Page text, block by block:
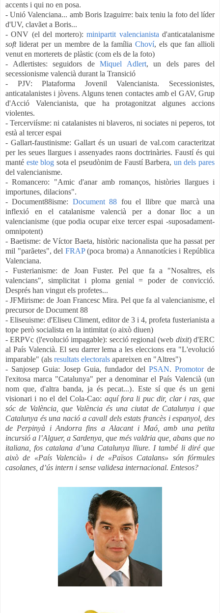
accents i qui no en posa.
- Unió Valenciana... amb Boris Izaguirre: baix teniu la foto del líder
d'UV, clavãet a Boris...
- ONV (el del mortero):minipartit valencianista d'anticatalanisme
soft liderat per un membre de la famíliaChoví, els que fan allioli
venut en morterets de plàstic (com els de la foto)
- Adlertistes: seguidors deMiquel Adlert, un dels pares del
secessionisme valencià durant la Transició
- PJV: Plataforma Jovenil Valencianista. Secessionistes,
anticatalanistes i jòvens. Alguns tenen contactes amb el GAV, Grup
d'Acció Valencianista, que ha protagonitzat algunes accions
violentes.
- Tercerviísme: ni catalanistes ni blaveros, ni sociates ni peperos, tot
està al tercer espai
- Gallart-faustinisme: Gallart és un usuari de val.com caracteritzat
per les seues llargues i assenyades raons doctrinàries. Faustí és qui
manté este blog sota el pseudònim de Faustí Barbera, un dels pares
del valencianisme.
- Romancero: "Amic d'anar amb romanços, històries llargues i
importunes, dilacions".
- Document88isme: Document 88 fou el llibre que marcà una
inflexió en el catalanisme valencià per a donar lloc a un
valencianisme (que podia ocupar eixe tercer espai -suposadament-
omnipotent)
- Baetisme: de Víctor Baeta, històric nacionalista que ha passat per
mil "parãetes", del FRAP(poca broma) a Annanotícies i República
Valenciana.
- Fusterianisme: de Joan Fuster. Pel que fa a "Nosaltres, els
valencians", simplicitat i ploma genial = poder de convicció.
Després han vingut els profetes...
- JFMirisme: de Joan Francesc Mira. Pel que fa al valencianisme, el
precursor de Document 88
- Eliseuisme: d'Eliseu Climent, editor de 3 i 4, profeta fusterianista a
tope però socialista en la intimitat (o això diuen)
- ERPVc (l'evolució impagable): secció regional (web dixit) d'ERC
al País Valencià. El seu darrer lema a les eleccions era "L'evolució
imparable" (als resultats electorals apareixen en "Altres")
- Sanjosep Guia: Josep Guia, fundador del PSAN. Promotorde
l'exitosa marca "Catalunya" per a denominar el País Valencià (un
nom que, d'altra banda, ja és pecat...). Este sí que és un geni
visionari i no el del Cola-Cao: aquí fora li puc dir, clar i ras, que
sóc de València, que València és una ciutat de Catalunya i que
Catalunya és una nació a cavall dels estats francès i espanyol, des
de Perpinyà i Andorra fins a Alacant i Maó, amb una petita
incursió a l’Alguer, a Sardenya, que més valdria que, abans que no
italiana, fos catalana d’una Catalunya lliure. I també li diré que
això de «País Valencià» i de «Països Catalans» són fórmules
casolanes, d’ús intern i sense validesa internacional. Entesos?